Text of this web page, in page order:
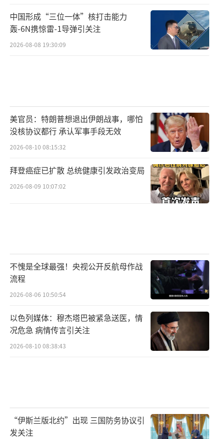
中国形成“三位一体”核打击能力
轰-6N携惊雷-1导弹引关注
2026-08-08 19:30:09
美官员：特朗普想退出伊朗战事，哪怕
没核协议都行 承认军事手段无效
2026-08-10 08:15:32
拜登癌症已扩散 总统健康引发政治变局
2026-08-09 10:07:02
不愧是全球最强！央视公开反航母作战
流程
2026-08-06 10:50:54
以色列媒体：穆杰塔巴被紧急送医，情
况危急 病情传言引关注
2026-08-10 08:38:43
“伊斯兰版北约”出现 三国防务协议引
发关注